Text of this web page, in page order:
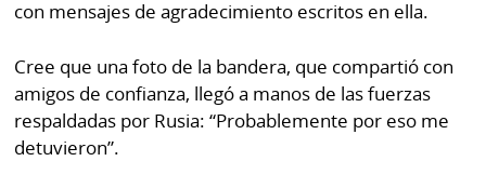
con mensajes de agradecimiento escritos en ella.
Cree que una foto de la bandera, que compartió con
amigos de confianza, llegó a manos de las fuerzas
respaldadas por Rusia: “Probablemente por eso me
detuvieron”.